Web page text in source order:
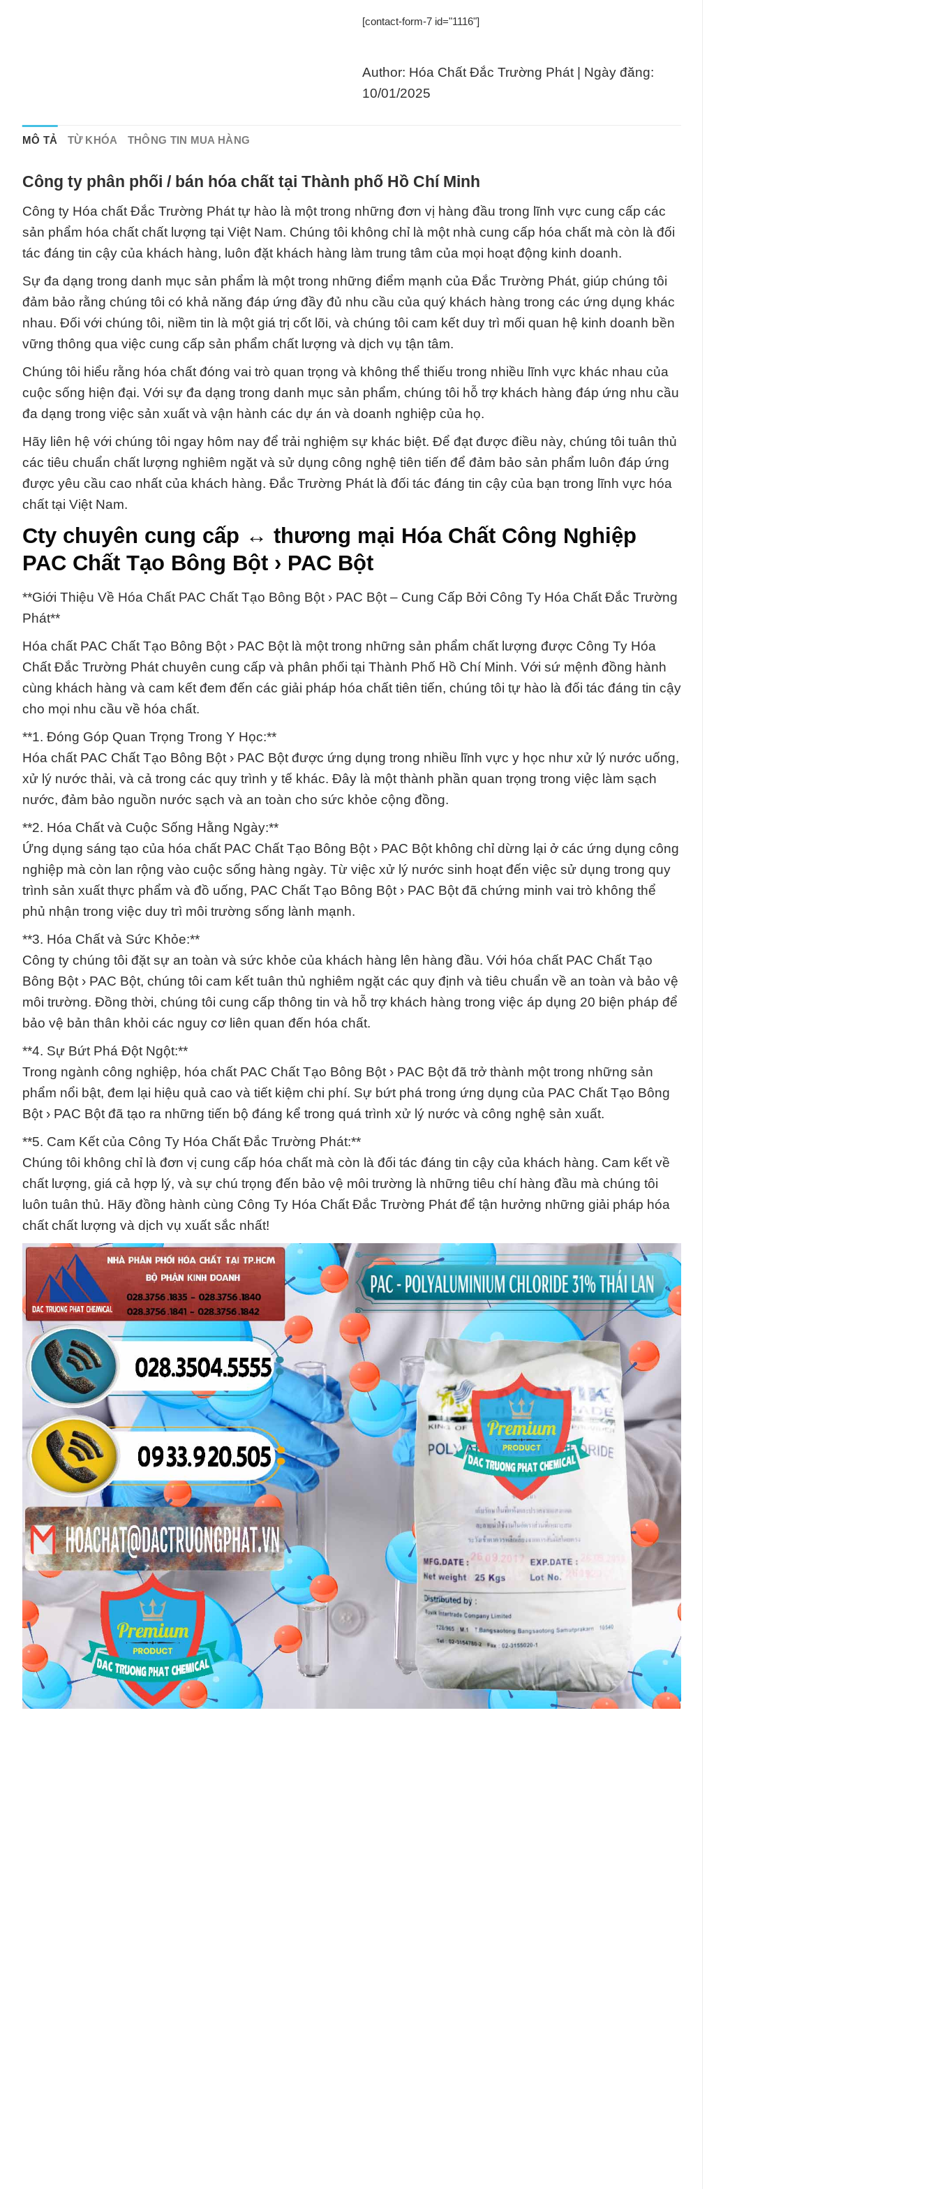
[contact-form-7 id="1116"]
Author: Hóa Chất Đắc Trường Phát | Ngày đăng:
10/01/2025
MÔ TẢ TỪ KHÓA THÔNG TIN MUA HÀNG
Công ty phân phối / bán hóa chất tại Thành phố Hồ Chí Minh
Công ty Hóa chất Đắc Trường Phát tự hào là một trong những đơn vị hàng đầu trong lĩnh vực cung cấp các
sản phẩm hóa chất chất lượng tại Việt Nam. Chúng tôi không chỉ là một nhà cung cấp hóa chất mà còn là đối
tác đáng tin cậy của khách hàng, luôn đặt khách hàng làm trung tâm của mọi hoạt động kinh doanh.
Sự đa dạng trong danh mục sản phẩm là một trong những điểm mạnh của Đắc Trường Phát, giúp chúng tôi
đảm bảo rằng chúng tôi có khả năng đáp ứng đầy đủ nhu cầu của quý khách hàng trong các ứng dụng khác
nhau. Đối với chúng tôi, niềm tin là một giá trị cốt lõi, và chúng tôi cam kết duy trì mối quan hệ kinh doanh bền
vững thông qua việc cung cấp sản phẩm chất lượng và dịch vụ tận tâm.
Chúng tôi hiểu rằng hóa chất đóng vai trò quan trọng và không thể thiếu trong nhiều lĩnh vực khác nhau của
cuộc sống hiện đại. Với sự đa dạng trong danh mục sản phẩm, chúng tôi hỗ trợ khách hàng đáp ứng nhu cầu
đa dạng trong việc sản xuất và vận hành các dự án và doanh nghiệp của họ.
Hãy liên hệ với chúng tôi ngay hôm nay để trải nghiệm sự khác biệt. Để đạt được điều này, chúng tôi tuân thủ
các tiêu chuẩn chất lượng nghiêm ngặt và sử dụng công nghệ tiên tiến để đảm bảo sản phẩm luôn đáp ứng
được yêu cầu cao nhất của khách hàng. Đắc Trường Phát là đối tác đáng tin cậy của bạn trong lĩnh vực hóa
chất tại Việt Nam.
Cty chuyên cung cấp ↔ thương mại Hóa Chất Công Nghiệp
PAC Chất Tạo Bông Bột › PAC Bột
**Giới Thiệu Về Hóa Chất PAC Chất Tạo Bông Bột › PAC Bột – Cung Cấp Bởi Công Ty Hóa Chất Đắc Trường
Phát**
Hóa chất PAC Chất Tạo Bông Bột › PAC Bột là một trong những sản phẩm chất lượng được Công Ty Hóa
Chất Đắc Trường Phát chuyên cung cấp và phân phối tại Thành Phố Hồ Chí Minh. Với sứ mệnh đồng hành
cùng khách hàng và cam kết đem đến các giải pháp hóa chất tiên tiến, chúng tôi tự hào là đối tác đáng tin cậy
cho mọi nhu cầu về hóa chất.
**1. Đóng Góp Quan Trọng Trong Y Học:**
Hóa chất PAC Chất Tạo Bông Bột › PAC Bột được ứng dụng trong nhiều lĩnh vực y học như xử lý nước uống,
xử lý nước thải, và cả trong các quy trình y tế khác. Đây là một thành phần quan trọng trong việc làm sạch
nước, đảm bảo nguồn nước sạch và an toàn cho sức khỏe cộng đồng.
**2. Hóa Chất và Cuộc Sống Hằng Ngày:**
Ứng dụng sáng tạo của hóa chất PAC Chất Tạo Bông Bột › PAC Bột không chỉ dừng lại ở các ứng dụng công
nghiệp mà còn lan rộng vào cuộc sống hàng ngày. Từ việc xử lý nước sinh hoạt đến việc sử dụng trong quy
trình sản xuất thực phẩm và đồ uống, PAC Chất Tạo Bông Bột › PAC Bột đã chứng minh vai trò không thể
phủ nhận trong việc duy trì môi trường sống lành mạnh.
**3. Hóa Chất và Sức Khỏe:**
Công ty chúng tôi đặt sự an toàn và sức khỏe của khách hàng lên hàng đầu. Với hóa chất PAC Chất Tạo
Bông Bột › PAC Bột, chúng tôi cam kết tuân thủ nghiêm ngặt các quy định và tiêu chuẩn về an toàn và bảo vệ
môi trường. Đồng thời, chúng tôi cung cấp thông tin và hỗ trợ khách hàng trong việc áp dụng 20 biện pháp để
bảo vệ bản thân khỏi các nguy cơ liên quan đến hóa chất.
**4. Sự Bứt Phá Đột Ngột:**
Trong ngành công nghiệp, hóa chất PAC Chất Tạo Bông Bột › PAC Bột đã trở thành một trong những sản
phẩm nổi bật, đem lại hiệu quả cao và tiết kiệm chi phí. Sự bứt phá trong ứng dụng của PAC Chất Tạo Bông
Bột › PAC Bột đã tạo ra những tiến bộ đáng kể trong quá trình xử lý nước và công nghệ sản xuất.
**5. Cam Kết của Công Ty Hóa Chất Đắc Trường Phát:**
Chúng tôi không chỉ là đơn vị cung cấp hóa chất mà còn là đối tác đáng tin cậy của khách hàng. Cam kết về
chất lượng, giá cả hợp lý, và sự chú trọng đến bảo vệ môi trường là những tiêu chí hàng đầu mà chúng tôi
luôn tuân thủ. Hãy đồng hành cùng Công Ty Hóa Chất Đắc Trường Phát để tận hưởng những giải pháp hóa
chất chất lượng và dịch vụ xuất sắc nhất!